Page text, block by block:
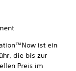
ist ein
die bis zur
Preis im